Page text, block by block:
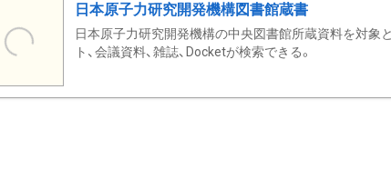
日本原子力研究開発機構図書館蔵書
日本原子力研究開発機構の中央図書館所蔵資料を対象
ト、会議資料、雑誌、Docketが検索できる。